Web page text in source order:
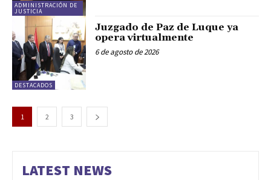
ADMINISTRACIÓN DE
JUSTICIA
DESTACADOS
Juzgado de Paz de Luque ya
opera virtualmente
6 de agosto de 2026
1 2 3
LATEST NEWS